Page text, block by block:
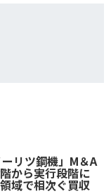
リツ鋼機」M＆A
から実行段階に
域で相次ぐ買収